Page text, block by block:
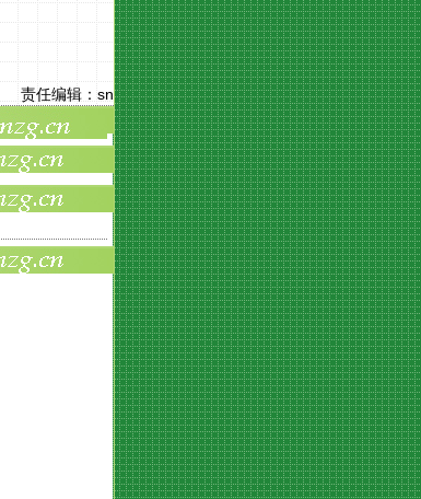
责任编辑：sn